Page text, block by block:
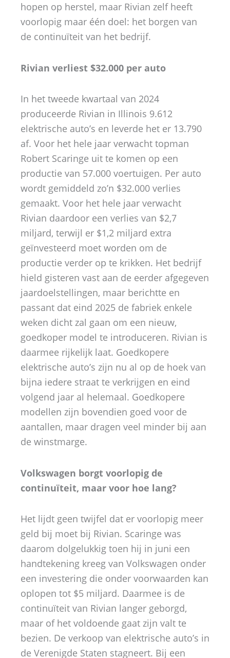
hopen op herstel, maar Rivian zelf heeft
voorlopig maar één doel: het borgen van
de continuïteit van het bedrijf.
Rivian verliest $32.000 per auto
In het tweede kwartaal van 2024
produceerde Rivian in Illinois 9.612
elektrische auto’s en leverde het er 13.790
af. Voor het hele jaar verwacht topman
Robert Scaringe uit te komen op een
productie van 57.000 voertuigen. Per auto
wordt gemiddeld zo’n $32.000 verlies
gemaakt. Voor het hele jaar verwacht
Rivian daardoor een verlies van $2,7
miljard, terwijl er $1,2 miljard extra
geïnvesteerd moet worden om de
productie verder op te krikken. Het bedrijf
hield gisteren vast aan de eerder afgegeven
jaardoelstellingen, maar berichtte en
passant dat eind 2025 de fabriek enkele
weken dicht zal gaan om een nieuw,
goedkoper model te introduceren. Rivian is
daarmee rijkelijk laat. Goedkopere
elektrische auto’s zijn nu al op de hoek van
bijna iedere straat te verkrijgen en eind
volgend jaar al helemaal. Goedkopere
modellen zijn bovendien goed voor de
aantallen, maar dragen veel minder bij aan
de winstmarge.
Volkswagen borgt voorlopig de
continuïteit, maar voor hoe lang?
Het lijdt geen twijfel dat er voorlopig meer
geld bij moet bij Rivian. Scaringe was
daarom dolgelukkig toen hij in juni een
handtekening kreeg van Volkswagen onder
een investering die onder voorwaarden kan
oplopen tot $5 miljard. Daarmee is de
continuïteit van Rivian langer geborgd,
maar of het voldoende gaat zijn valt te
bezien. De verkoop van elektrische auto’s in
de Verenigde Staten stagneert. Bij een